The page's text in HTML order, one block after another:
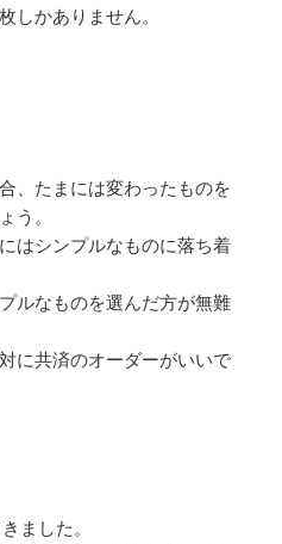
しかありません。
、たまには変わったものを
う。
はシンプルなものに落ち着
ルなものを選んだ方が無難
に共済のオーダーがいいで
ました。